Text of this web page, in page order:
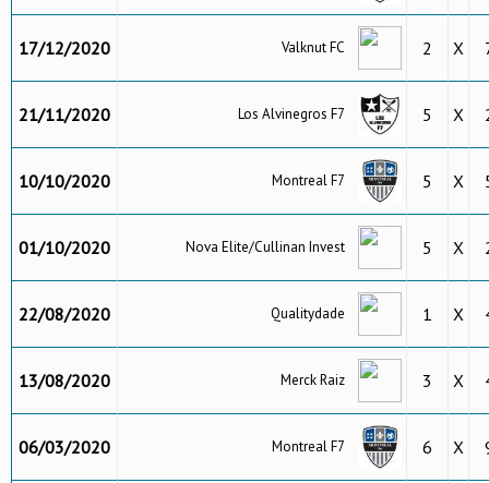
17/12/2020 Valknut FC 2 X
21/11/2020 Los Alvinegros F7 5 X
10/10/2020 Montreal F7 5 X
01/10/2020 Nova Elite/Cullinan Invest 5 X
22/08/2020 Qualitydade 1 X
13/08/2020 Merck Raiz 3 X
06/03/2020 Montreal F7 6 X